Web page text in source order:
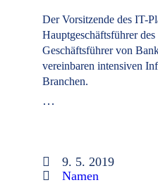
Der Vorsitzende des IT-
Hauptgeschäftsführer
Geschäftsführer von
vereinbaren intensiven
Branchen.
…
9. 5. 2019
Namen